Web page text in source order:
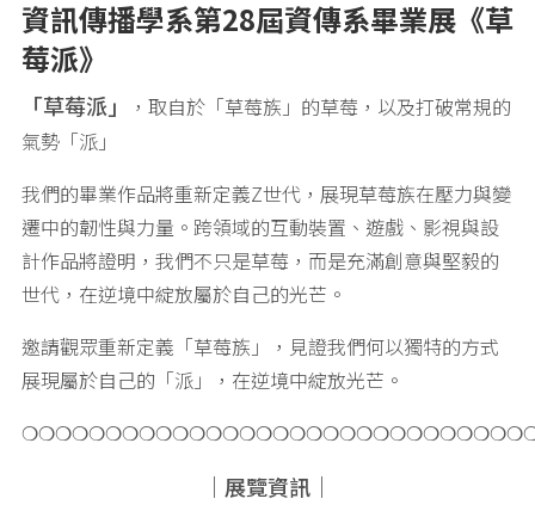
資訊傳播學系第28屆資傳系畢業展《草
莓派》
「草莓派」
，取自於「草莓族」的草莓，以及打破常規的
氣勢「派」
我們的畢業作品將重新定義Z世代，展現草莓族在壓力與變
遷中的韌性與力量。跨領域的互動裝置、遊戲、影視與設
計作品將證明，我們不只是草莓，而是充滿創意與堅毅的
世代，在逆境中綻放屬於自己的光芒。
邀請觀眾重新定義「草莓族」，見證我們何以獨特的方式
展現屬於自己的「派」，在逆境中綻放光芒。
｜展覽資訊｜